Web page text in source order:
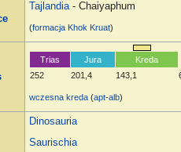
Tajlandia- Chaiyaphum
(formacja Khok Kruat)
Trias
252
Jura
201,4
Kreda
143,1
wczesna kreda (apt-alb)
Dinosauria
Saurischia